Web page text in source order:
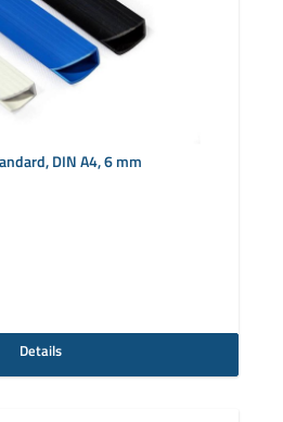
DIN A4, 6 mm
Details